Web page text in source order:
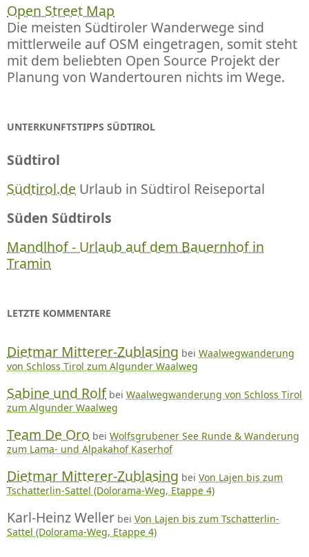
Open Street Map
Die meisten Südtiroler Wanderwege sind
mittlerweile auf OSM eingetragen, somit steht
mit dem beliebten Open Source Projekt der
Planung von Wandertouren nichts im Wege.
UNTERKUNFTSTIPPS SÜDTIROL
Südtirol
Südtirol.de Urlaub in Südtirol Reiseportal
Süden Südtirols
Mandlhof - Urlaub auf dem Bauernhof in
Tramin
LETZTE KOMMENTARE
Dietmar Mitterer-Zublasing bei Waalwegwanderung
von Schloss Tirol zum Algunder Waalweg
Sabine und Rolf bei Waalwegwanderung von Schloss Tirol
zum Algunder Waalweg
Team De Oro bei Wolfsgrubener See Runde & Wanderung
zum Lama- und Alpakahof Kaserhof
Dietmar Mitterer-Zublasing bei Von Lajen bis zum
Tschatterlin-Sattel (Dolorama-Weg, Etappe 4)
Karl-Heinz Weller bei Von Lajen bis zum Tschatterlin-
Sattel (Dolorama-Weg, Etappe 4)